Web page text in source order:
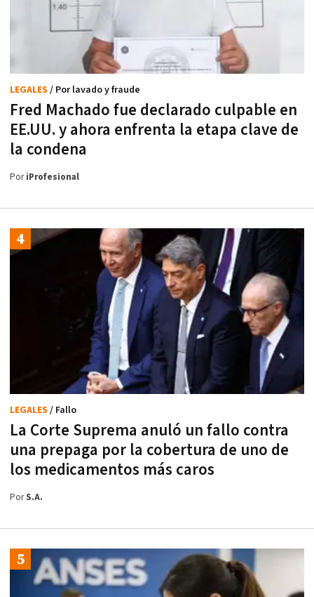
Fred Machado fue declarado culpable en
EE.UU. y ahora enfrenta la etapa clave de
la condena
LEGALES / Por lavado y fraude
PoriProfesional
La Corte Suprema anuló un fallo contra
una prepaga por la cobertura de uno de
los medicamentos más caros
LEGALES / Fallo
PorS.A.